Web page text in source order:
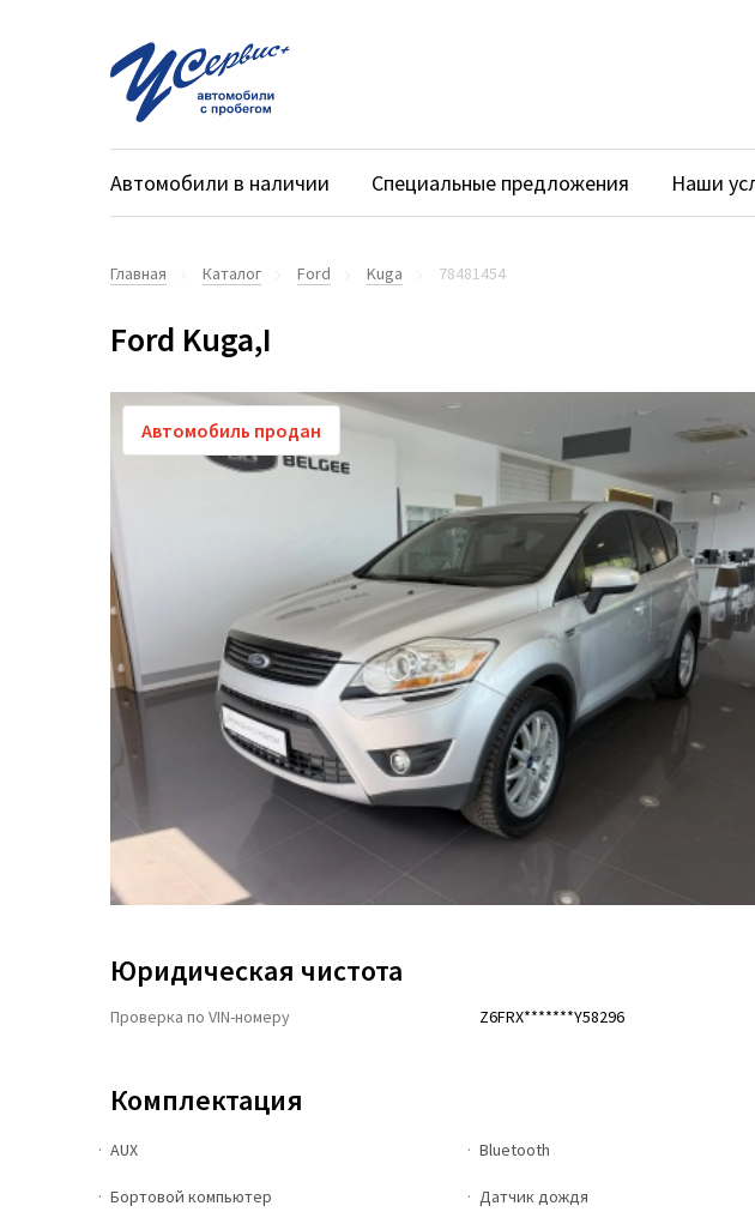
Автомобили в наличии Специальные предложения Наши
Главная Каталог Ford Kuga 78481454
Ford Kuga,I
Юридическая чистота
Проверка по VIN-номеру Z6FRX*******Y58296
Комплектация
AUX Bluetooth
Бортовой компьютер Датчик дождя